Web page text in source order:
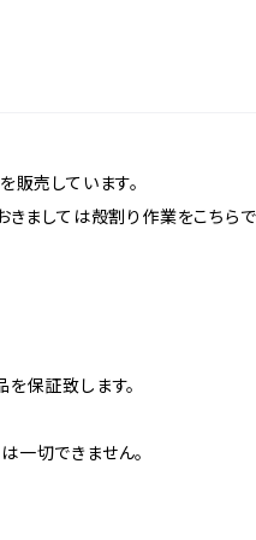
売しています。
ましては殻割り作業をこちらで
保証致します。
一切できません。